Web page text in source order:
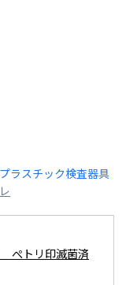
ラスチック検査器具
トリ印滅菌済